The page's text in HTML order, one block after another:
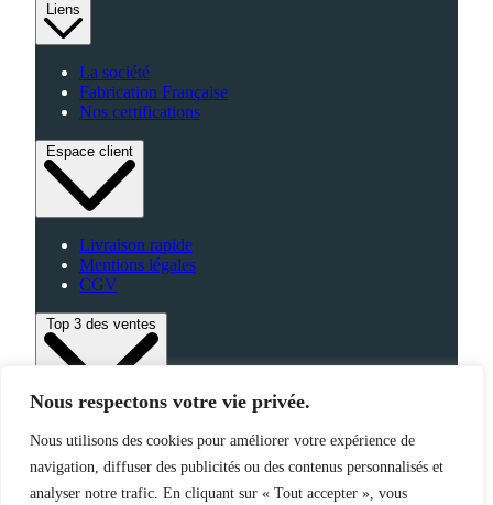
Nous respectons votre vie privée.
Nous utilisons des cookies pour améliorer votre expérience de
navigation, diffuser des publicités ou des contenus personnalisés et
analyser notre trafic. En cliquant sur « Tout accepter », vous
Liens
La société
Fabrication Française
Nos certifications
Espace client
Livraison rapide
Mentions légales
CGV
Top 3 des ventes
High-Tech
Fabriqué en France